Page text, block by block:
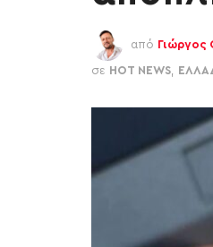
από Γιώργος
σε HOT NEWS